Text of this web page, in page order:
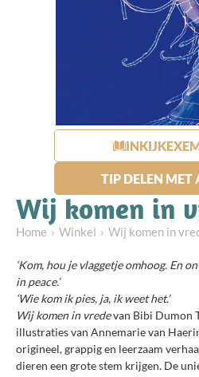
TIP DELEN MET
Wij komen in
Home Winkel Wij komen in
‘Kom, hou je vlaggetje omhoog. En
in peace.’
‘Wie kom ik pies, ja, ik weet het.’
Wij komen in vredevan Bibi Dumon
illustraties van Annemarie van
origineel, grappig en leerzaam
dieren een grote stem krijgen. De